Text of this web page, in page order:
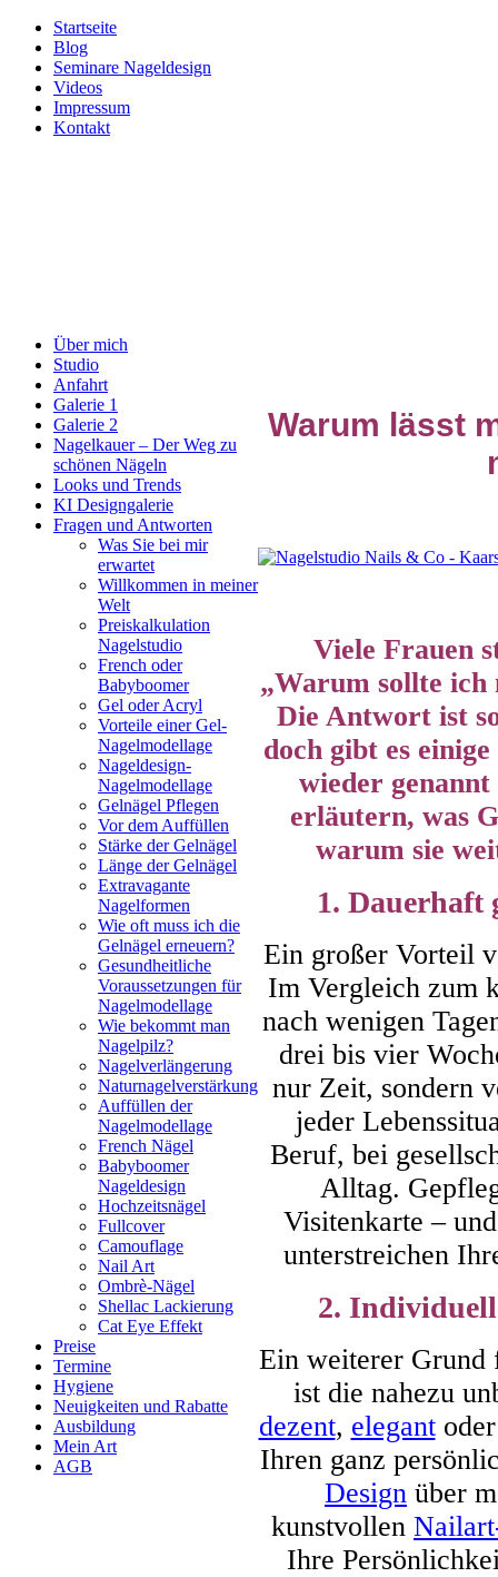
Startseite
Blog
Seminare Nageldesign
Videos
Impressum
Kontakt
Über mich
Studio
Anfahrt
Galerie 1
Galerie 2
Nagelkauer – Der Weg zu
schönen Nägeln
Looks und Trends
KI Designgalerie
Fragen und Antworten
Was Sie bei mir
erwartet
Willkommen in meiner
Welt
Preiskalkulation
Nagelstudio
French oder
Babyboomer
Gel oder Acryl
Vorteile einer Gel-
Nagelmodellage
Nageldesign-
Nagelmodellage
Gelnägel Pflegen
Vor dem Auffüllen
Stärke der Gelnägel
Länge der Gelnägel
Extravagante
Nagelformen
Wie oft muss ich die
Gelnägel erneuern?
Gesundheitliche
Voraussetzungen für
Nagelmodellage
Wie bekommt man
Nagelpilz?
Nagelverlängerung
Naturnagelverstärkung
Auffüllen der
Nagelmodellage
French Nägel
Babyboomer
Nageldesign
Hochzeitsnägel
Fullcover
Camouflage
Nail Art
Ombrè-Nägel
Shellac Lackierung
Cat Eye Effekt
Preise
Termine
Hygiene
Neuigkeiten und Rabatte
Ausbildung
Mein Art
AGB
Warum lässt
Viele Frauen
„Warum sollte ich
Die Antwort ist
doch gibt es
wieder
erläutern, was
warum sie
1. Dauerhaft
Ein großer Vorteil
Im Vergleich zum
nach wenigen
drei bis vier
nur Zeit, sondern
jeder
Beruf, bei
Alltag.
Visitenkarte –
unterstreichen
2.
Ein weiterer Grund
ist die nahezu
dezent, elegant
Ihren ganz
Design über
kunstvollen
Ihre